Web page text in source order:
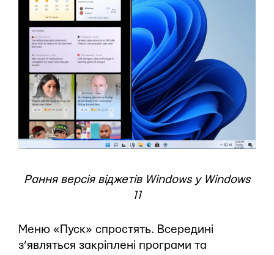
Рання версія віджетів Windows у Windows
11
Меню «Пуск» спростять. Всередині
з’являться закріплені програми та